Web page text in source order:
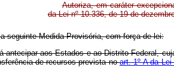
Autoriza, em caráter
da Lei nº 10.336, de 19 de
seguinte Medida Provisória, com força de lei:
aos Estados e ao Distrito Federal,
de recursos prevista noart. 1º-A da